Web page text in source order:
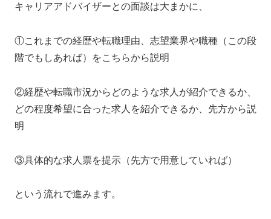
キャリアアドバイザーとの面談は大まかに、
①これまでの経歴や転職理由、志望業界や職種（この段
階でもしあれば）をこちらから説明
②経歴や転職市況からどのような求人が紹介できるか、
どの程度希望に合った求人を紹介できるか、先方から説
明
③具体的な求人票を提示（先方で用意していれば）
という流れで進みます。